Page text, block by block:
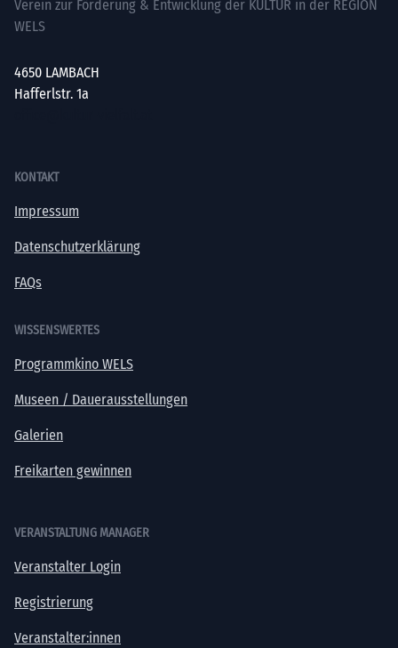
Verein zur Förderung & Entwicklung der KULTUR in der REGION
WELS
4650 LAMBACH
Hafferlstr. 1a
KONTAKT
Impressum
Datenschutzerklärung
FAQs
WISSENSWERTES
Programmkino WELS
Museen / Dauerausstellungen
Galerien
Freikarten gewinnen
VERANSTALTUNG MANAGER
Veranstalter Login
Registrierung
Veranstalter:innen